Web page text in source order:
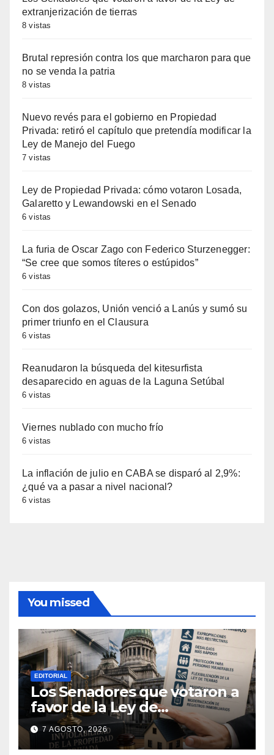
extranjerización de tierras
8 vistas
Brutal represión contra los que marcharon para que
no se venda la patria
8 vistas
Nuevo revés para el gobierno en Propiedad
Privada: retiró el capítulo que pretendía modificar la
Ley de Manejo del Fuego
7 vistas
Ley de Propiedad Privada: cómo votaron Losada,
Galaretto y Lewandowski en el Senado
6 vistas
La furia de Oscar Zago con Federico Sturzenegger:
“Se cree que somos títeres o estúpidos”
6 vistas
Con dos golazos, Unión venció a Lanús y sumó su
primer triunfo en el Clausura
6 vistas
Reanudaron la búsqueda del kitesurfista
desaparecido en aguas de la Laguna Setúbal
6 vistas
Viernes nublado con mucho frío
6 vistas
La inflación de julio en CABA se disparó al 2,9%:
¿qué va a pasar a nivel nacional?
6 vistas
You missed
EDITORIAL
Los Senadores que votaron a
favor de la Ley de
extranjerización de tierras
7 AGOSTO, 2026